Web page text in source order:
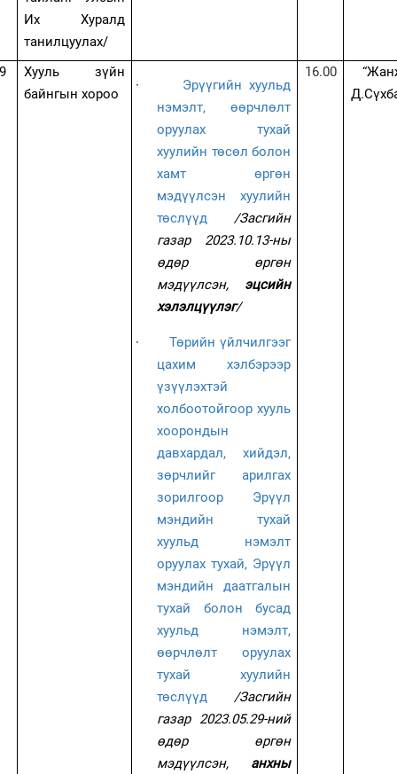
Их Хуралд
танилцуулах/
9
Хууль зүйн
байнгын хороо
·
Эрүүгийн хуульд
нэмэлт, өөрчлөлт
оруулах тухай
хуулийн төсөл болон
хамт өргөн
мэдүүлсэн хуулийн
төслүүд/Засгийн
газар 2023.10.13-ны
өдөр өргөн
мэдүүлсэн, эцсийн
хэлэлцүүлэг/
·
Төрийн үйлчилгээг
цахим хэлбэрээр
үзүүлэхтэй
холбоотойгоор хууль
хоорондын
давхардал, хийдэл,
зөрчлийг арилгах
зорилгоор Эрүүл
мэндийн тухай
хуульд нэмэлт
оруулах тухай, Эрүүл
мэндийн даатгалын
тухай болон бусад
хуульд нэмэлт,
өөрчлөлт оруулах
тухай хуулийн
төслүүд
/Засгийн
газар 2023.05.29-ний
өдөр өргөн
мэдүүлсэн, анхны
16.00